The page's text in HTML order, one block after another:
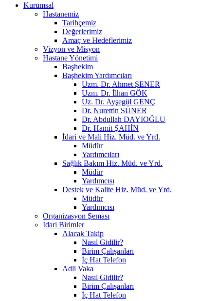
Kurumsal
Hastanemiz
Tarihçemiz
Değerlerimiz
Amaç ve Hedeflerimiz
Vizyon ve Misyon
Hastane Yönetimi
Başhekim
Başhekim Yardımcıları
Uzm. Dr. Ahmet ŞENER
Uzm. Dr. İlhan GÖK
Uz. Dr. Ayşegül GENÇ
Dr. Nurettin SÜNER
Dr. Abdullah DAYIOĞLU
Dr. Hamit ŞAHİN
İdari ve Mali Hiz. Müd. ve Yrd.
Müdür
Yardımcıları
Sağlık Bakım Hiz. Müd. ve Yrd.
Müdür
Yardımcısı
Destek ve Kalite Hiz. Müd. ve Yrd.
Müdür
Yardımcısı
Organizasyon Şeması
İdari Birimler
Alacak Takip
Nasıl Gidilir?
Birim Çalışanları
İç Hat Telefon
Adli Vaka
Nasıl Gidilir?
Birim Çalışanları
İç Hat Telefon